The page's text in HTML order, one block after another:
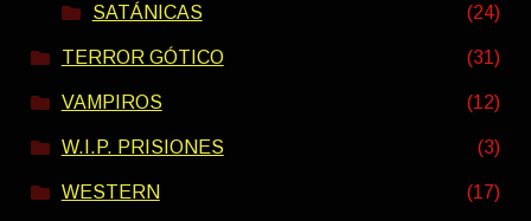
SATÁNICAS (24)
TERROR GÓTICO (31)
VAMPIROS (12)
W.I.P. PRISIONES (3)
WESTERN (17)